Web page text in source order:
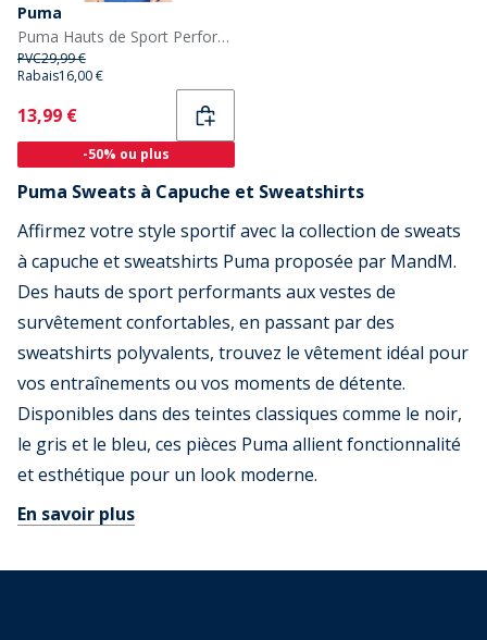
Puma
Puma Hauts de Sport Performants teamRISE Garçon Bleu
PVC29,99 €
Rabais16,00 €
Current
13,99 €
-50% ou plus
Puma Sweats à Capuche et Sweatshirts
Affirmez votre style sportif avec la collection de sweats
à capuche et sweatshirts Puma proposée par MandM.
Des hauts de sport performants aux vestes de
survêtement confortables, en passant par des
sweatshirts polyvalents, trouvez le vêtement idéal pour
vos entraînements ou vos moments de détente.
Disponibles dans des teintes classiques comme le noir,
le gris et le bleu, ces pièces Puma allient fonctionnalité
et esthétique pour un look moderne.
En savoir plus